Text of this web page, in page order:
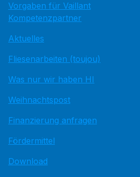
Vorgaben für Vaillant
Kompetenzpartner
Aktuelles
Fliesenarbeiten (toujou)
Was nur wir haben HI
Weihnachtspost
Finanzierung anfragen
Fördermittel
Download